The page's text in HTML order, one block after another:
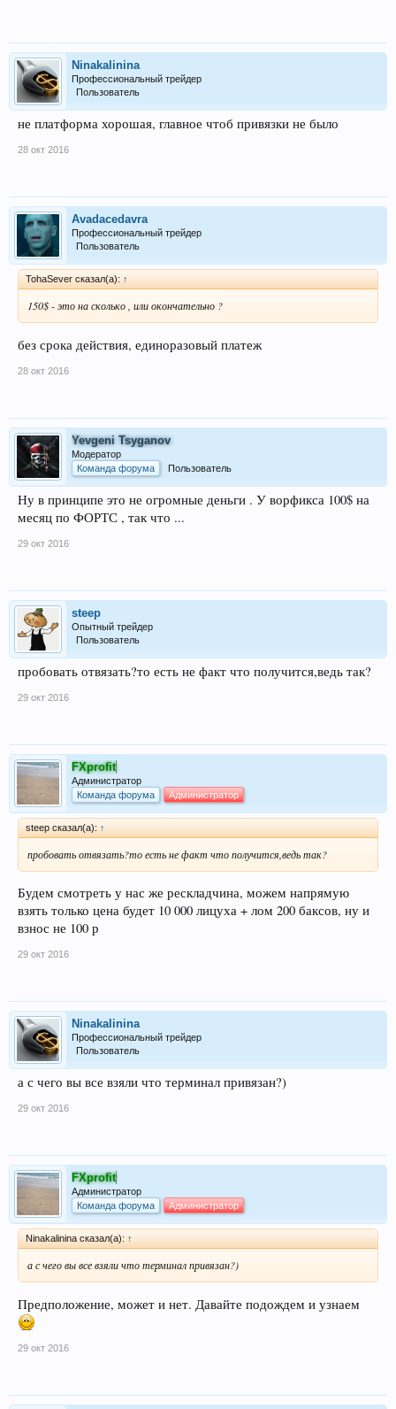
Ninakalinina
Профессиональный трейдер
Пользователь
не платформа хорошая, главное чтоб привязки не было
28 окт 2016
Avadacedavra
Профессиональный трейдер
Пользователь
TohaSever сказал(а): ↑
150$ - это на сколько , или окончательно ?
без срока действия, единоразовый платеж
28 окт 2016
Yevgeni Tsyganov
Модератор
Команда форума
Пользователь
Ну в принципе это не огромные деньги . У ворфикса 100$ на
месяц по ФОРТС , так что ...
29 окт 2016
steep
Опытный трейдер
Пользователь
пробовать отвязать?то есть не факт что получится,ведь так?
29 окт 2016
FXprofit
Администратор
Команда форума
Администратор
steep сказал(а): ↑
пробовать отвязать?то есть не факт что получится,ведь так?
Будем смотреть у нас же рескладчина, можем напрямую
взять только цена будет 10 000 лицуха + лом 200 баксов, ну и
взнос не 100 р
29 окт 2016
Ninakalinina
Профессиональный трейдер
Пользователь
а с чего вы все взяли что терминал привязан?)
29 окт 2016
FXprofit
Администратор
Команда форума
Администратор
Ninakalinina сказал(а): ↑
а с чего вы все взяли что терминал привязан?)
Предположение, может и нет. Давайте подождем и узнаем
29 окт 2016